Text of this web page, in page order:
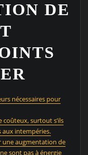
DE
nécessaires pour
coûteux, surtout s’ils
intempéries.
une augmentation de
sont pas à énergie